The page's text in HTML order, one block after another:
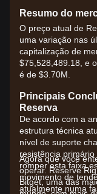
Resumo do
O preço atual de
uma variação nas
capitalização de
$75,528,489.18, e
é de $3.70M.
Principais
Reserva
De acordo com a
estrutura técnica
nível de suporte
resistência primário
romper esta faixa
movimento de
atualmente numa
Agora que você
operar. Reserve
Bitget, uma das